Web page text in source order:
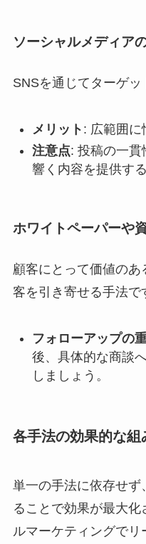
ソーシャルメディア
SNSを通じてターゲッ
メリット : 広範囲に
注意点: 投稿の一貫
響く内容を提供す
ホワイトペーパーや
顧客にとって価値の
客を引き寄せる手法で
フォローアップの
後、具体的な商談
しましょう。
各手法の効果的な組
単一の手法に依存せ
ることで効果が最大
ルマーケティングで